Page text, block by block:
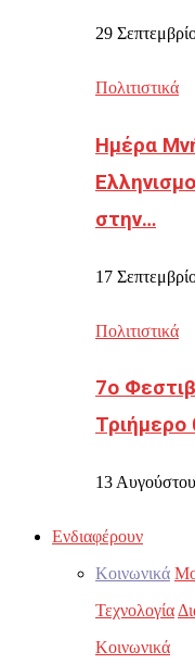
29
Πολιτιστικά
Ημέρα
στην…
17
Πολιτιστικά
7ο
Τριήμερο
13
Ενδιαφέρουν
Κοινωνικά
Τεχνολογία
Κοινωνικά